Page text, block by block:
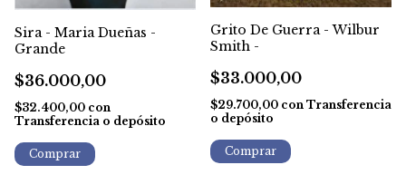
Sira - Maria Dueñas -
Grande
$36.000,00
$32.400,00 con
Transferencia o depósito
Grito De Guerra - Wilbur
Smith -
$33.000,00
$29.700,00 con Transferencia
o depósito